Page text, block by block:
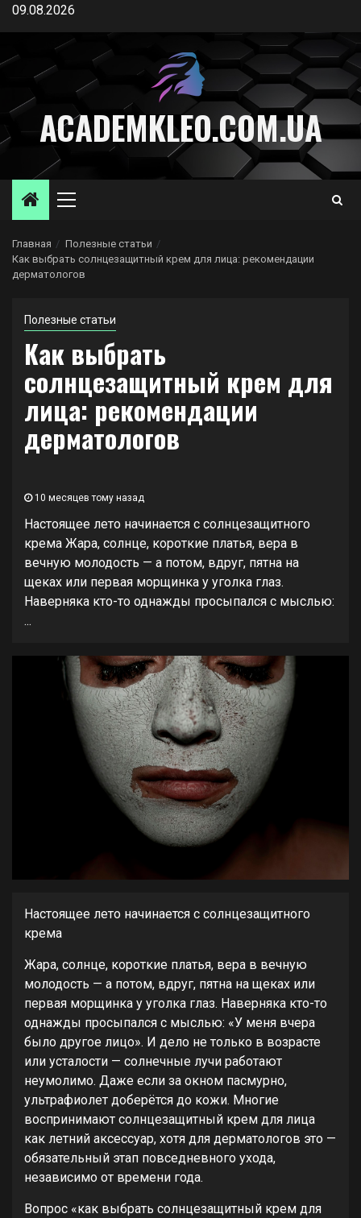
Перейти
содержимому
09.08.2026
ACADEMKLEO.COM.UA
Основное
Главная
Полезные статьи
Как выбрать солнцезащитный крем для лица: рекомендации
дерматологов
Полезные статьи
Как выбрать
солнцезащитный крем для
лица: рекомендации
дерматологов
10 месяцев тому назад
Настоящее лето начинается с солнцезащитного
крема Жара, солнце, короткие платья, вера в
вечную молодость — а потом, вдруг, пятна на
щеках или первая морщинка у уголка глаз.
Наверняка кто-то однажды просыпался с мыслью:
...
Настоящее лето начинается с солнцезащитного
крема
Жара, солнце, короткие платья, вера в вечную
молодость — а потом, вдруг, пятна на щеках или
первая морщинка у уголка глаз. Наверняка кто-то
однажды просыпался с мыслью: «У меня вчера
было другое лицо». И дело не только в возрасте
или усталости — солнечные лучи работают
неумолимо. Даже если за окном пасмурно,
ультрафиолет доберётся до кожи. Многие
воспринимают солнцезащитный крем для лица
как летний аксессуар, хотя для дерматологов это —
обязательный этап повседневного ухода,
независимо от времени года.
Вопрос «как выбрать солнцезащитный крем для